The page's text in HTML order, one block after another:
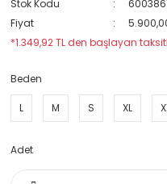
Stok Kodu
Fiyat
*1.349,92 TL den başlayan
Beden
L M S XL
Adet